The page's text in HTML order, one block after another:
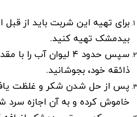
برای تهیه این شربت باید از قبل
بیدمشک تهیه کنید.
سپس حدود ۴ لیوان آب
ذائقه خود، بجوشانید.
پس از حل شدن شکر و غلظت
خاموش کرده و به آن اجازه سرد